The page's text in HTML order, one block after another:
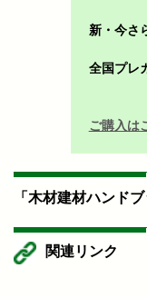
新・今さ
全国プレ
ご購入は
「木材建材ハンド
関連リンク